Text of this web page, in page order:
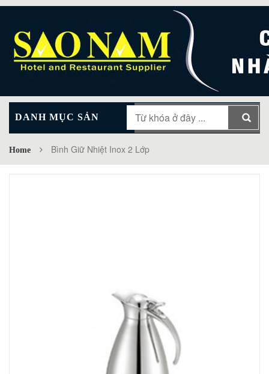
DANH MỤC SẢN
PHẨM
MAIN MENU
Home Bình Giữ Nhiệt Inox 2 Lớp